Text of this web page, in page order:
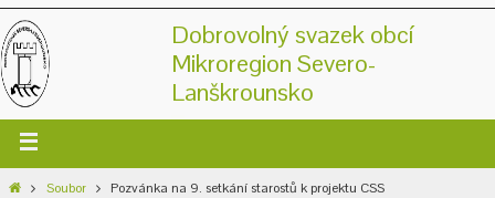
Dobrovolný svazek obcí
Mikroregion Severo-
Lanškrounsko
Soubor Pozvánka na 9. setkání starostů k projektu CSS